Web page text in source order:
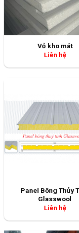
Vỏ kho mát
Liên hệ
Panel Bông Thủy
Glasswool
Liên hệ